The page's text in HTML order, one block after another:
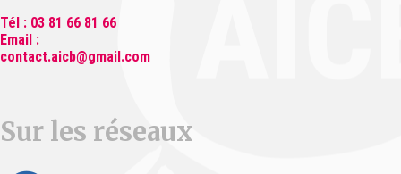
Tél : 03 81 66 81 66
Email :
contact.aicb@gmail.com
Sur les réseaux